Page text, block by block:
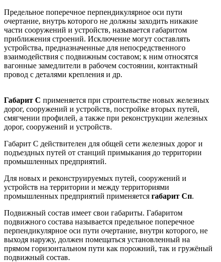
Предельное поперечное перпендикулярное оси пути
очертание, внутрь которого не должны заходить никакие
части сооружений и устройств, называется габаритом
приближения строений. Исключение могут составлять
устройства, предназначенные для непосредственного
взаимодействия с подвижным составом; к ним относятся
вагонные замедлители в рабочем состоянии, контактный
провод с деталями крепления и др.
Габарит С применяется при строительстве новых железных
дорог, сооружений и устройств, постройке вторых путей,
смягчении профилей, а также при реконструкции железных
дорог, сооружений и устройств.
Габарит С действителен для общей сети железных дорог и
подъездных путей от станций примыкания до территории
промышленных предприятий.
Для новых и реконструируемых путей, сооружений и
устройств на территории и между территориями
промышленных предприятий применяется габарит Сп.
Подвижный состав имеет свои габариты. Габаритом
подвижного состава называется предельное поперечное
перпендикулярное оси пути очертание, внутри которого, не
выходя наружу, должен помещаться установленный на
прямом горизонтальном пути как порожний, так и гружёный
подвижный состав.